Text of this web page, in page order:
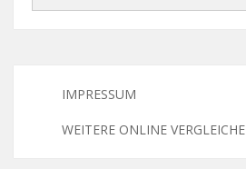
IMPRESSUM
WEITERE ONLINE VERGLEICHE